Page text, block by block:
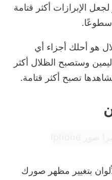
الإبرازات أكثر قتامة
سطوعًا.
هو أحلك أجزاء أي
وستصبح الظلال أكثر
تصبح أكثر قتامة.
بتغيير مظهر صورك